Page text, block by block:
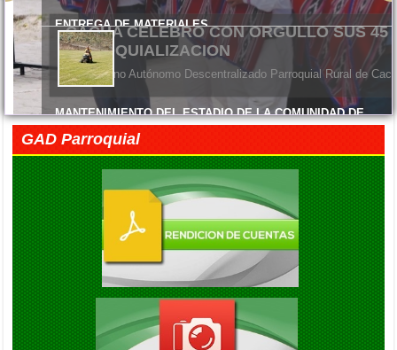
CACHA CELEBRO CON ORGULLO SUS 45
PARROQUIALIZACION
El Gobierno Autónomo Descentralizado Parroquial Rural de
ENTREGA DE MATERIALES
Viernes, 05 Junio 2026 14:58
MANTENIMIENTO DEL ESTADIO DE LA COMUNIDAD DE
MACHANGARA
Viernes, 05 Junio 2026 14:45
FELIZ DÍA DE LAS MADRES
Viernes, 05 Junio 2026 14:41
EXITO EN LA INAUGURACION DEL CAMPEONATO DE
FUTBOL DIE ESTRELLAS
Viernes, 05 Septiembre 2025 20:08
GAD Parroquial